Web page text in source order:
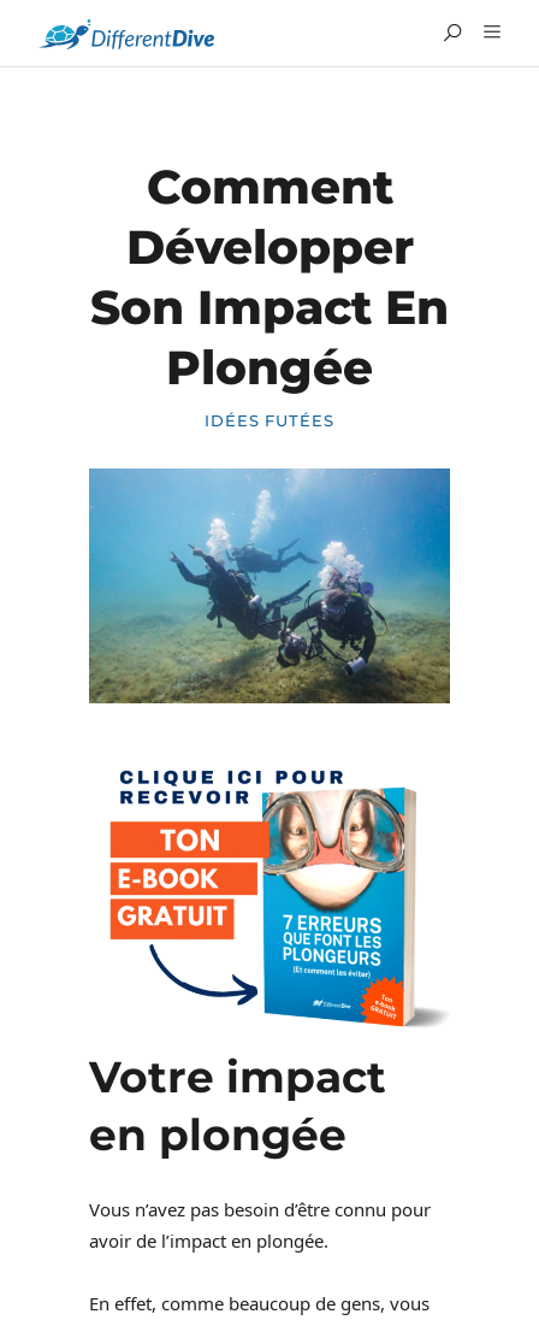
Comment
Développer
Son Impact En
Plongée
IDÉES FUTÉES
Votre impact
en plongée
Vous n’avez pas besoin d’être connu pour
avoir de l’impact en plongée.
En effet, comme beaucoup de gens, vous